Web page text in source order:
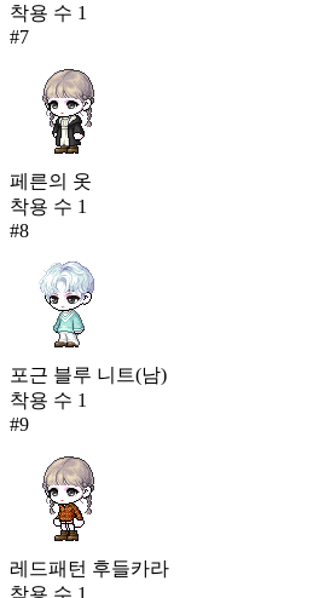
착용 수 1
#7
페른의 옷
착용 수 1
#8
포근 블루 니트(남)
착용 수 1
#9
레드패턴 후들카라
착용 수 1